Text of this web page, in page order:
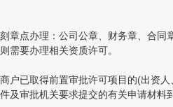
办理：公司公章、财务章、合同
要办理相关资质许可。
已取得前置审批许可项目的(出资
审批机关要求提交的有关申请材